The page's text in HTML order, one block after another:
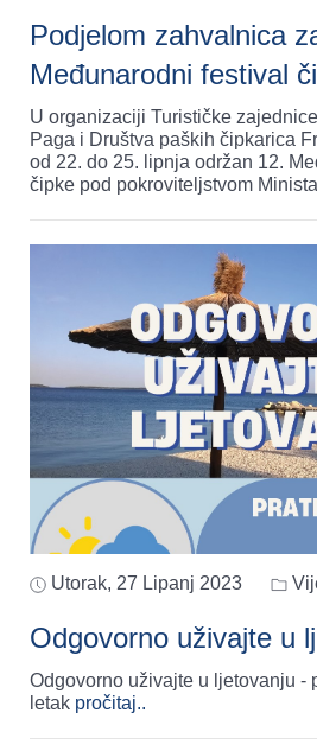
Podjelom zahvalnica
Međunarodni festival
U organizaciji Turističke
Paga i Društva paških čipkarica
od 22. do 25. lipnja održan 12.
čipke pod pokroviteljstvom
Utorak, 27 Lipanj 2023
Odgovorno uživajte u
Odgovorno uživajte u ljetovanju -
letak pročitaj..